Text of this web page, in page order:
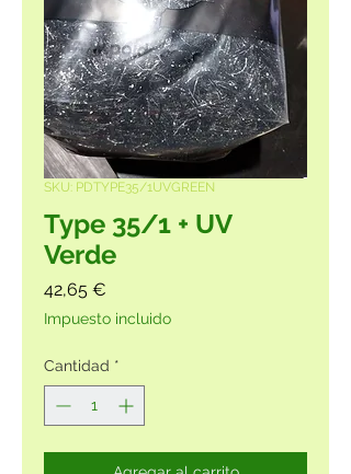
SKU: PDTYPE35/1UVGREEN
Type 35/1 + UV
Verde
42,65 €
Impuesto incluido
Cantidad *